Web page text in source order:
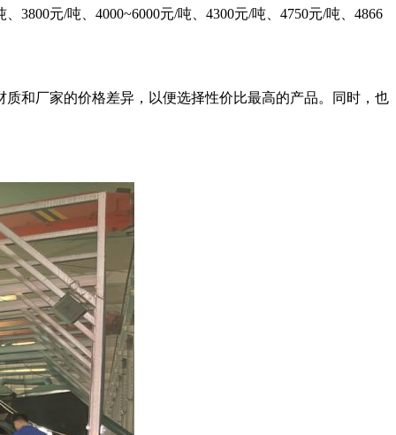
元/吨、4000~6000元/吨、4300元/吨、4750元/吨、4866
和厂家的价格差异，以便选择性价比最高的产品。同时，也